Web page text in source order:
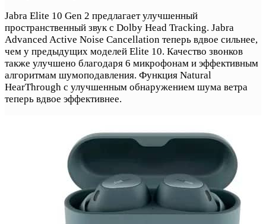
Jabra Elite 10 Gen 2 предлагает улучшенный
пространственный звук с Dolby Head Tracking. Jabra
Advanced Active Noise Cancellation теперь вдвое сильнее,
чем у предыдущих моделей Elite 10. Качество звонков
также улучшено благодаря 6 микрофонам и эффективным
алгоритмам шумоподавления. Функция Natural
HearThrough с улучшенным обнаружением шума ветра
теперь вдвое эффективнее.